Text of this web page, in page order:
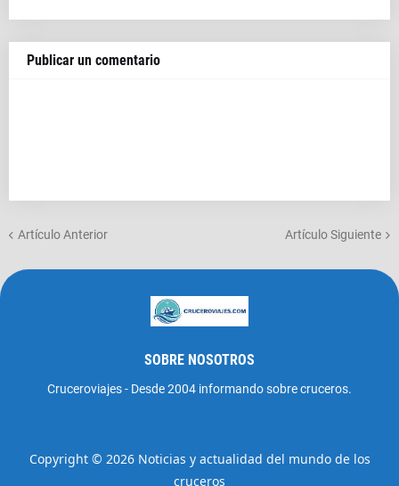
Publicar un comentario
Artículo Anterior Artículo Siguiente
SOBRE NOSOTROS
Cruceroviajes - Desde 2004 informando sobre cruceros.
Copyright © 2026 Noticias y actualidad del mundo de los
cruceros